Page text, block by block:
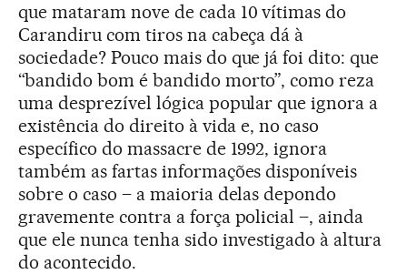
que mataram nove de cada 10 vítimas do
Carandiru com tiros na cabeça dá à
sociedade? Pouco mais do que já foi dito: que
“bandido bom é bandido morto”, como reza
uma desprezível lógica popular que ignora a
existência do direito à vida e, no caso
específico do massacre de 1992, ignora
também as fartas informações disponíveis
sobre o caso – a maioria delas depondo
gravemente contra a força policial –, ainda
que ele nunca tenha sido investigado à altura
do acontecido.